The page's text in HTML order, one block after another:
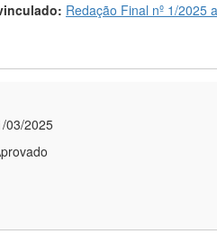
Redação Final nº 1/2025
03/2025